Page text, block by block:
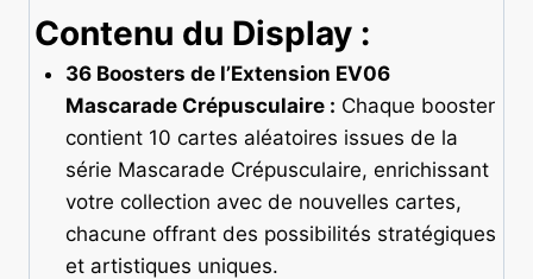
Contenu du Display :
36 Boosters de l’Extension EV06
Mascarade Crépusculaire : Chaque booster
contient 10 cartes aléatoires issues de la
série Mascarade Crépusculaire, enrichissant
votre collection avec de nouvelles cartes,
chacune offrant des possibilités stratégiques
et artistiques uniques.